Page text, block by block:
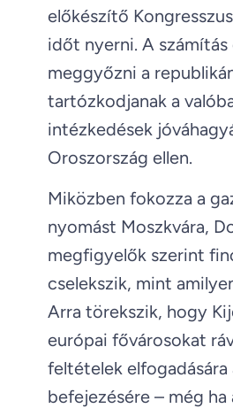
előkészítő
időt nyerni. A számítás
meggyőzni a
tartózkodjanak a
intézkedések
Oroszország ellen.
Miközben fokozza a
nyomást Moszkvára,
megfigyelők szerint
cselekszik, mint
Arra törekszik, hogy
európai fővárosokat
feltételek
befejezésére – még ha